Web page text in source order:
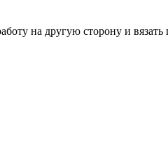
на другую сторону и